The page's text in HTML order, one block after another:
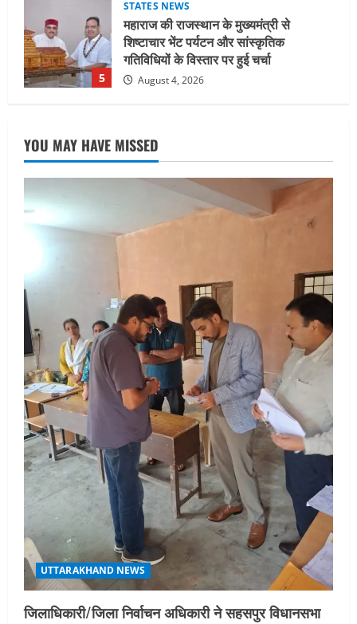
5
STATES NEWS
महाराज की राजस्थान के मुख्यमंत्री से
शिष्टाचार भेंट पर्यटन और सांस्कृतिक
गतिविधियों के विस्तार पर हुई चर्चा
August 4, 2026
1
सहसपुर विधानसभा क्षेत्र के पोलिंग बूथों का
निरीक्षण कर एसआईआर आपत्ति निस्तारण
शिविर की व्यवस्थाओं का लिया जायजा
UTTARAKHAND NEWS
तीलू रौतेली पुरस्कार के लिए 13 वीरांगनाओं का
3
UTTARAKHAND NEWS
मिस उत्तराखंड 2026 के सब-कॉन्टेस्ट ‘मिस
ब्यूटीफुल आइज़’ एवं ‘मिस ब्यूटीफुल हेयर’ का
आयोजन
August 5, 2026
UTTARAKHAND NEWS
एमआईटी वर्ल्ड पीस यूनिवर्सिटी और जर्मनी के
बीएसबीआई के बीच समझौता; भारतीय छात्रों
को मिलेंगे वैश्विक अवसर
August 5, 2026
STATES NEWS
महाराज की राजस्थान के मुख्यमंत्री से
शिष्टाचार भेंट पर्यटन और सांस्कृतिक
गतिविधियों के विस्तार पर हुई चर्चा
YOU MAY HAVE MISSED
UTTARAKHAND NEWS
जिलाधिकारी/जिला निर्वाचन अधिकारी ने सहसपुर विधानसभा